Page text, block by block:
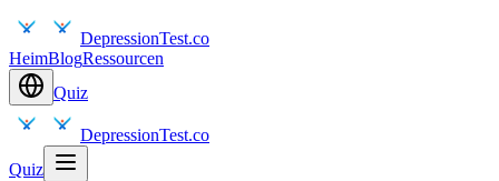
DepressionTest.co
HeimBlogRessourcen
Quiz
DepressionTest.co
Quiz